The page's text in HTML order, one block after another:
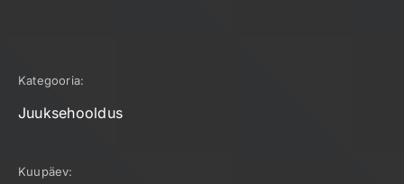
Kategooria:
Juuksehooldus
Kuupäev: